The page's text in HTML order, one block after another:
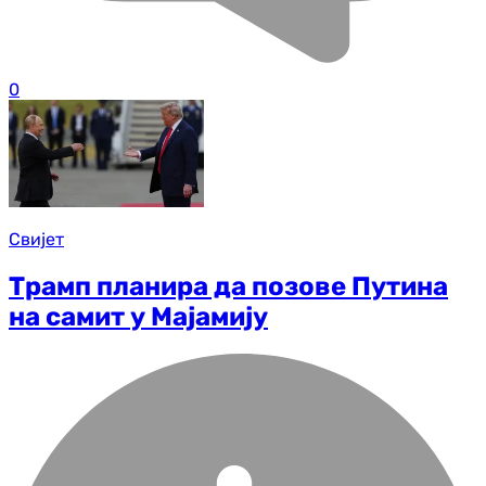
0
Свијет
Трамп планира да позове Путина
на самит у Мајамију